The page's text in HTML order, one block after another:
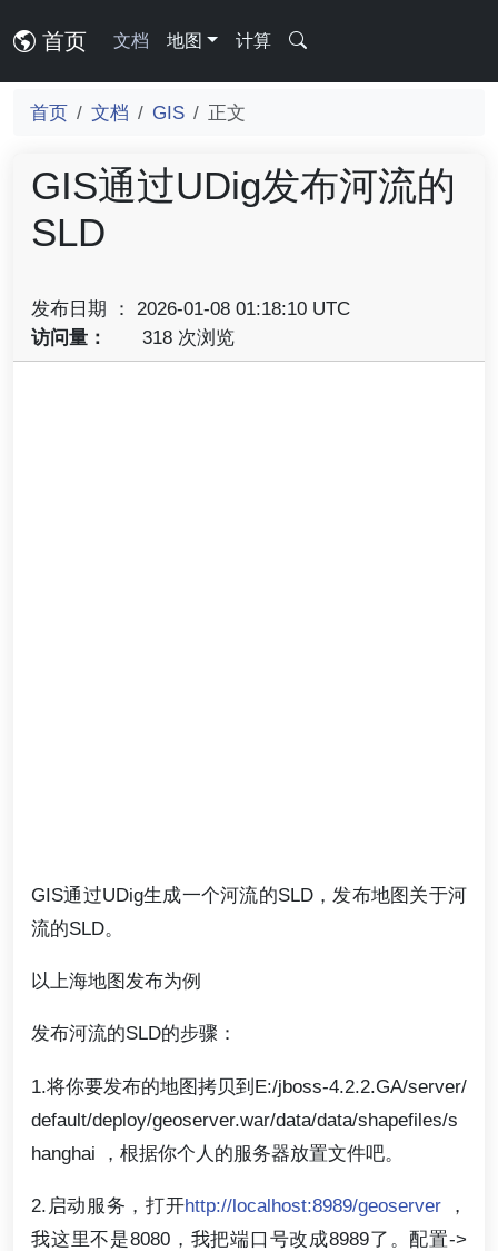
首页 文档 地图 计算
首页 文档 GIS 正文
GIS通过UDig发布河流的
SLD
发布日期 ： 2026-01-08 01:18:10 UTC
访问量：
318 次浏览
GIS通过UDig生成一个河流的SLD，发布地图关于河
流的SLD。
以上海地图发布为例
发布河流的SLD的步骤：
1.将你要发布的地图拷贝到E:/jboss-4.2.2.GA/server/
default/deploy/geoserver.war/data/data/shapefiles/s
hanghai ，根据你个人的服务器放置文件吧。
2.启动服务，打开http://localhost:8989/geoserver ，
我这里不是8080，我把端口号改成8989了。配置->